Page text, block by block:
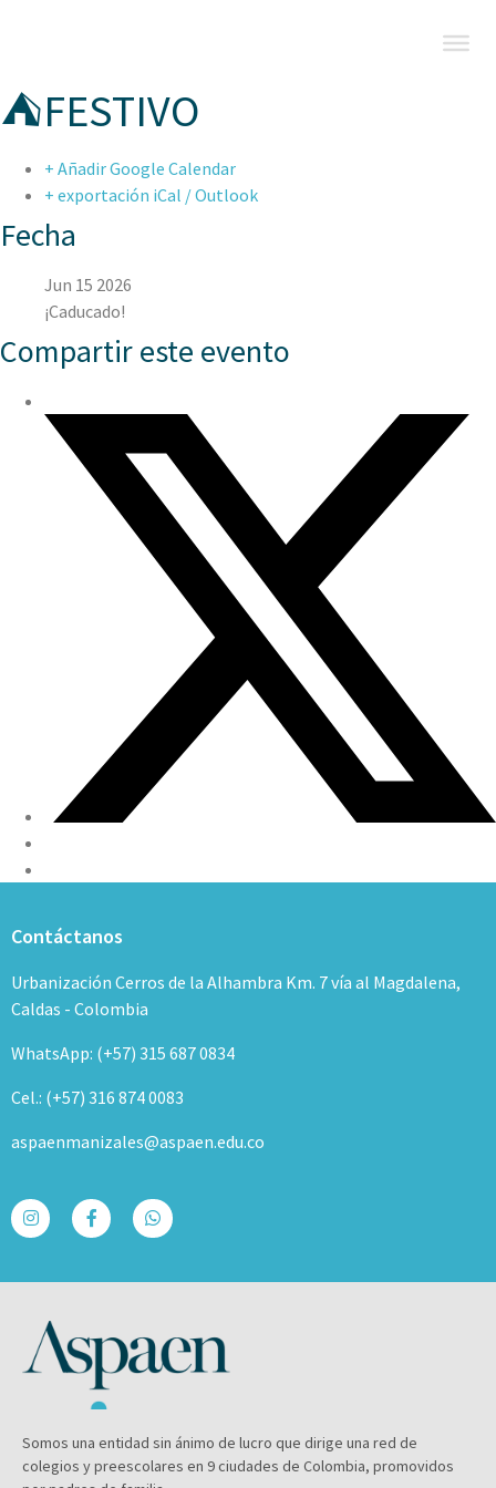
⛺FESTIVO
+ Añadir Google Calendar
+ exportación iCal / Outlook
Fecha
Jun 15 2026
¡Caducado!
Compartir este evento
Contáctanos
Urbanización Cerros de la Alhambra Km. 7 vía al Magdalena,
Caldas - Colombia
WhatsApp: (+57) 315 687 0834
Cel.: (+57) 316 874 0083
aspaenmanizales@aspaen.edu.co
Somos una entidad sin ánimo de lucro que dirige una red de
colegios y preescolares en 9 ciudades de Colombia, promovidos